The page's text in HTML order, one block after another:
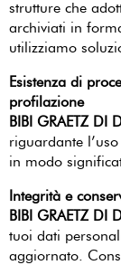
strutture che
archiviati in
utilizziamo
Esistenza di
profilazione
BIBI GRAETZ DI
riguardante
in modo
Integrità e
BIBI GRAETZ DI
tuoi dati
aggiornato.